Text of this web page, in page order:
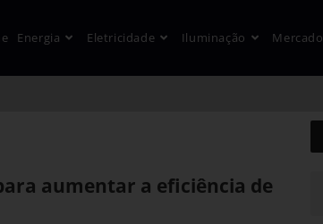
Energia Eletricidade Iluminação Mercado
aumentar a eficiência de